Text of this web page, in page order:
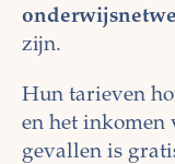
zijn.
Hun tarieven
en het inkomen
gevallen is